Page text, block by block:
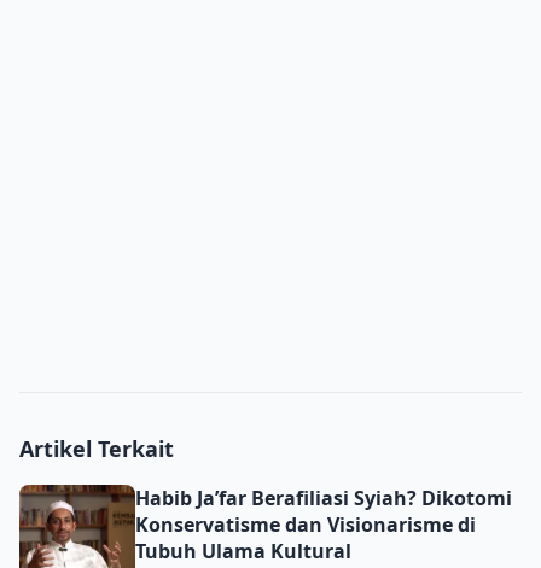
Artikel Terkait
Habib Ja’far Berafiliasi Syiah? Dikotomi Konservatisme
Habib Ja’far Berafiliasi Syiah? Dikotomi
Konservatisme dan Visionarisme di
Tubuh Ulama Kultural